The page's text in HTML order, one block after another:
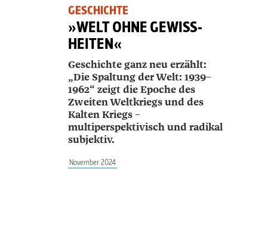
GESCHICHTE
»WELT OHNE GEWISS­
HEITEN«
Geschichte ganz neu erzählt:
„Die Spaltung der Welt: 1939–
1962“ zeigt die Epoche des
Zweiten Weltkriegs und des
Kalten Kriegs –
multiperspektivisch und radikal
subjektiv.
November 2024